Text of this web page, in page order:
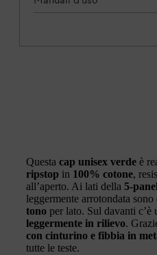
Questa cap unisex verde è
ripstop in 100% cotone,
all’aperto. Ai lati della 5-
leggermente arrotondata sono
tono per lato. Sul davanti c’è
leggermente in rilievo.
con cinturino e fibbia in
tutte le teste.